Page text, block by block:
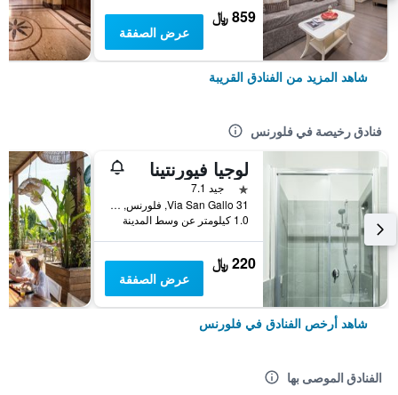
859 ﷼
عرض الصفقة
شاهد المزيد من الفنادق القريبة
فنادق رخيصة في فلورنس
لوجيا فيورنتينا
نجمة واحدة
جيد 7.1
Via San Gallo 31, فلورنس, توسكانا, إيطاليا
1.0 كيلومتر عن وسط المدينة
220 ﷼
عرض الصفقة
شاهد أرخص الفنادق في فلورنس
الفنادق الموصى بها